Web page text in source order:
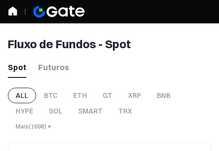
Fluxo de Fundos - Spot
Spot Futuros
ALL BTC ETH GT XRP
BNB
HYPE
SOL SMART TRX
Mais(1698)